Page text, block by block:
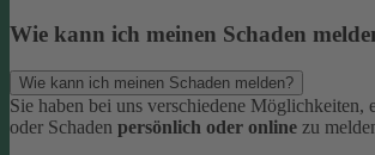
Wie kann ich meinen Schaden
Wie kann ich meinen Schaden melden?
Sie haben bei uns verschiedene Möglichkeiten,
oder Schaden persönlich oder online zu